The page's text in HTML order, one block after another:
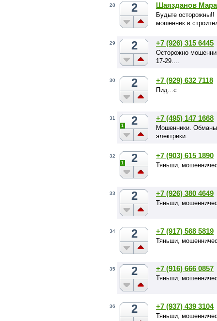
28 2 Шаязданов
Будьте
мошенник в
29 2 +7 (926) 315 6445
Осторожно
17-29....
30 2 +7 (929) 632 7118
Пид...с
31 2
1
+7 (495) 147 1668
Мошенники.
электрики.
32 2
1
+7 (903) 615 1890
Тяньши,
33 2 +7 (926) 380 4649
Тяньши,
34 2 +7 (917) 568 5819
Тяньши,
35 2 +7 (916) 666 0857
Тяньши,
36 2 +7 (937) 439 3104
Тяньши,